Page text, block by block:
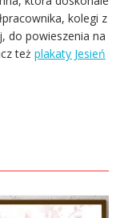
kolegi z
do powieszenia na
też plakaty Jesień